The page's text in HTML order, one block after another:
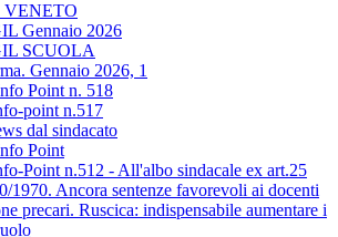
VENETO
Gennaio 2026
SCUOLA
Gennaio 2026, 1
Point n. 518
point n.517
dal sindacato
Point
Point n.512 - All'albo sindacale ex art.25
1970. Ancora sentenze favorevoli ai docenti
precari. Ruscica: indispensabile aumentare i